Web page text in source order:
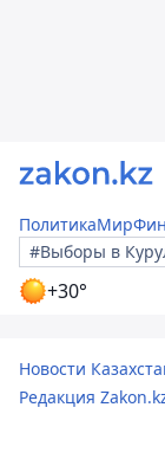
ПолитикаМир
#Выборы в
+30°
Новости
Редакция